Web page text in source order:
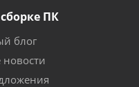
ПК
блог